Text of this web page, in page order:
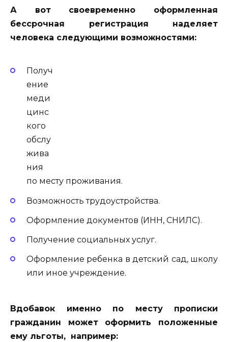
А вот своевременно оформленная
бессрочная регистрация наделяет
человека следующими возможностями:
Получ
ение
меди
цинс
кого
обслу
жива
ния
по месту проживания.
Возможность трудоустройства.
Оформление документов (ИНН, СНИЛС).
Получение социальных услуг.
Оформление ребенка в детский сад, школу
или иное учреждение.
Вдобавок именно по месту прописки
гражданин может оформить положенные
ему льготы, например: